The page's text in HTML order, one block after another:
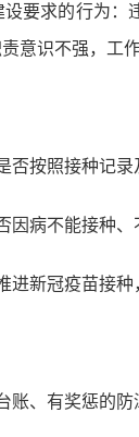
要求的行为
意识不强，工
否按照接种记
因病不能接种
进新冠疫苗接
账、有奖惩的